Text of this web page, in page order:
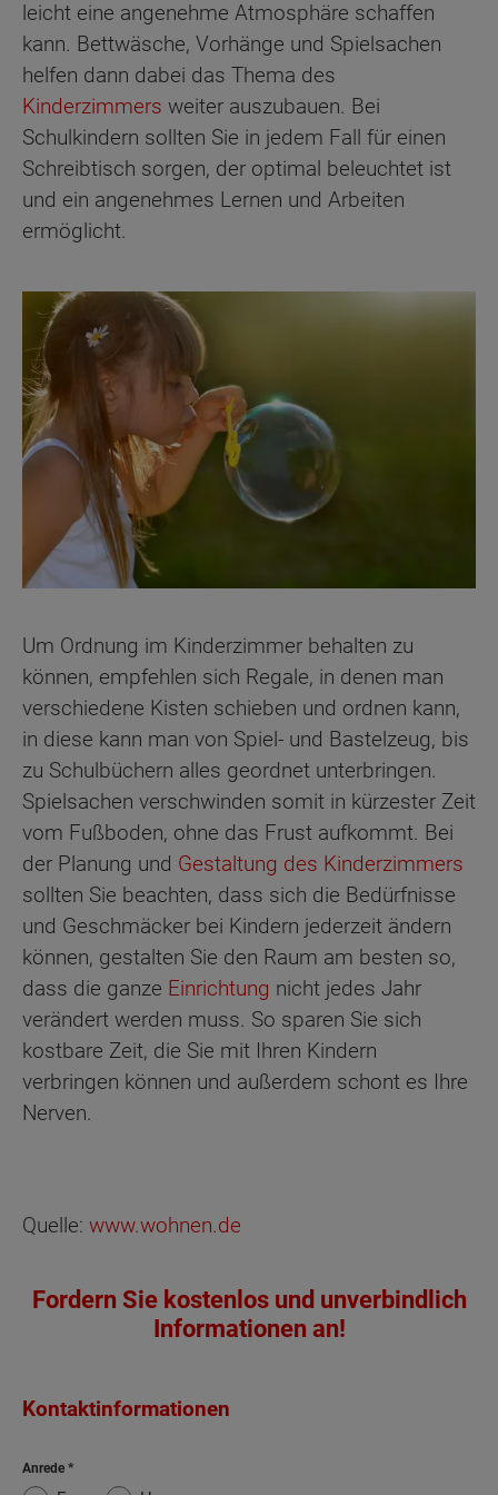
leicht eine angenehme Atmosphäre schaffen
kann. Bettwäsche, Vorhänge und Spielsachen
helfen dann dabei das Thema des
Kinderzimmers weiter auszubauen. Bei
Schulkindern sollten Sie in jedem Fall für einen
Schreibtisch sorgen, der optimal beleuchtet ist
und ein angenehmes Lernen und Arbeiten
ermöglicht.
Um Ordnung im Kinderzimmer behalten zu
können, empfehlen sich Regale, in denen man
verschiedene Kisten schieben und ordnen kann,
in diese kann man von Spiel- und Bastelzeug, bis
zu Schulbüchern alles geordnet unterbringen.
Spielsachen verschwinden somit in kürzester Zeit
vom Fußboden, ohne das Frust aufkommt. Bei
der Planung und Gestaltung des Kinderzimmers
sollten Sie beachten, dass sich die Bedürfnisse
und Geschmäcker bei Kindern jederzeit ändern
können, gestalten Sie den Raum am besten so,
dass die ganze Einrichtung nicht jedes Jahr
verändert werden muss. So sparen Sie sich
kostbare Zeit, die Sie mit Ihren Kindern
verbringen können und außerdem schont es Ihre
Nerven.
Quelle: www.wohnen.de
Fordern Sie kostenlos und unverbindlich
Informationen an!
Kontaktinformationen
Anrede